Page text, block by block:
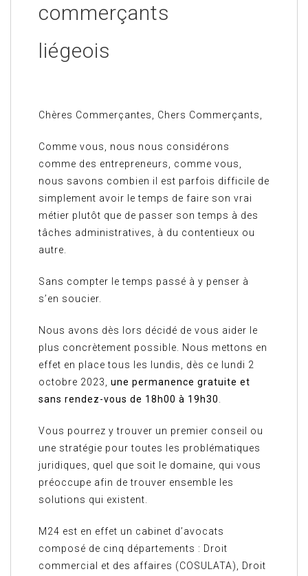
commerçants
liégeois
Chères Commerçantes, Chers Commerçants,
Comme vous, nous nous considérons
comme des entrepreneurs, comme vous,
nous savons combien il est parfois difficile de
simplement avoir le temps de faire son vrai
métier plutôt que de passer son temps à des
tâches administratives, à du contentieux ou
autre.
Sans compter le temps passé à y penser à
s’en soucier.
Nous avons dès lors décidé de vous aider le
plus concrètement possible. Nous mettons en
effet en place tous les lundis, dès ce lundi 2
octobre 2023, une permanence gratuite et
sans rendez-vous de 18h00 à 19h30
Vous pourrez y trouver un premier conseil ou
une stratégie pour toutes les problématiques
juridiques, quel que soit le domaine, qui vous
préoccupe afin de trouver ensemble les
solutions qui existent.
M24 est en effet un cabinet d’avocats
composé de cinq départements : Droit
commercial et des affaires (COSULATA), Droit